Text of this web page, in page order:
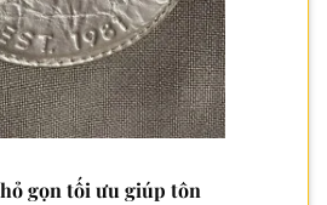
gọn tối ưu giúp tôn